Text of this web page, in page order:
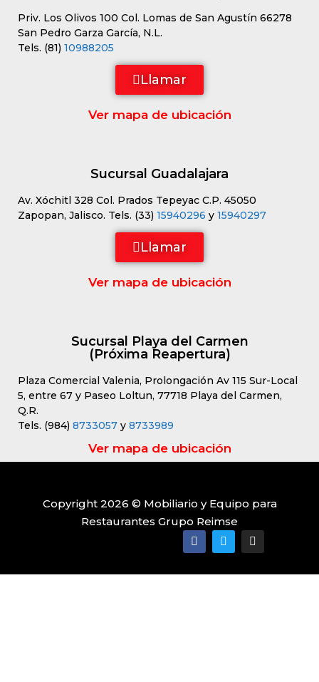
Priv. Los Olivos 100 Col. Lomas de San Agustín 66278
San Pedro Garza García, N.L.
Tels. (81) 10988205
Llamar
Ver mapa de ubicación
Sucursal Guadalajara
Av. Xóchitl 328 Col. Prados Tepeyac C.P. 45050
Zapopan, Jalisco. Tels. (33) 15940296 y 15940297
Llamar
Ver mapa de ubicación
Sucursal Playa del Carmen
(Próxima Reapertura)
Plaza Comercial Valenia, Prolongación Av 115 Sur-Local
5, entre 67 y Paseo Loltun, 77718 Playa del Carmen,
Q.R.
Tels. (984) 8733057 y 8733989
Ver mapa de ubicación
Copyright 2026 © Mobiliario y Equipo para
Restaurantes Grupo Reimse